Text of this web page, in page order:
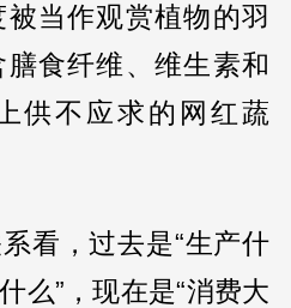
当作观赏植物的羽
食纤维、维生素和
供不应求的网红蔬
看，过去是“生产什
么”，现在是“消费大